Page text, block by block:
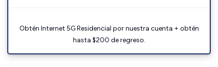
Obtén Internet 5G Residencial por nuestra cuenta + obtén
hasta $200 de regreso.